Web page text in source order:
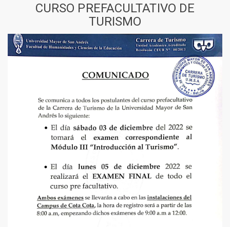
CURSO PREFACULTATIVO DE
TURISMO